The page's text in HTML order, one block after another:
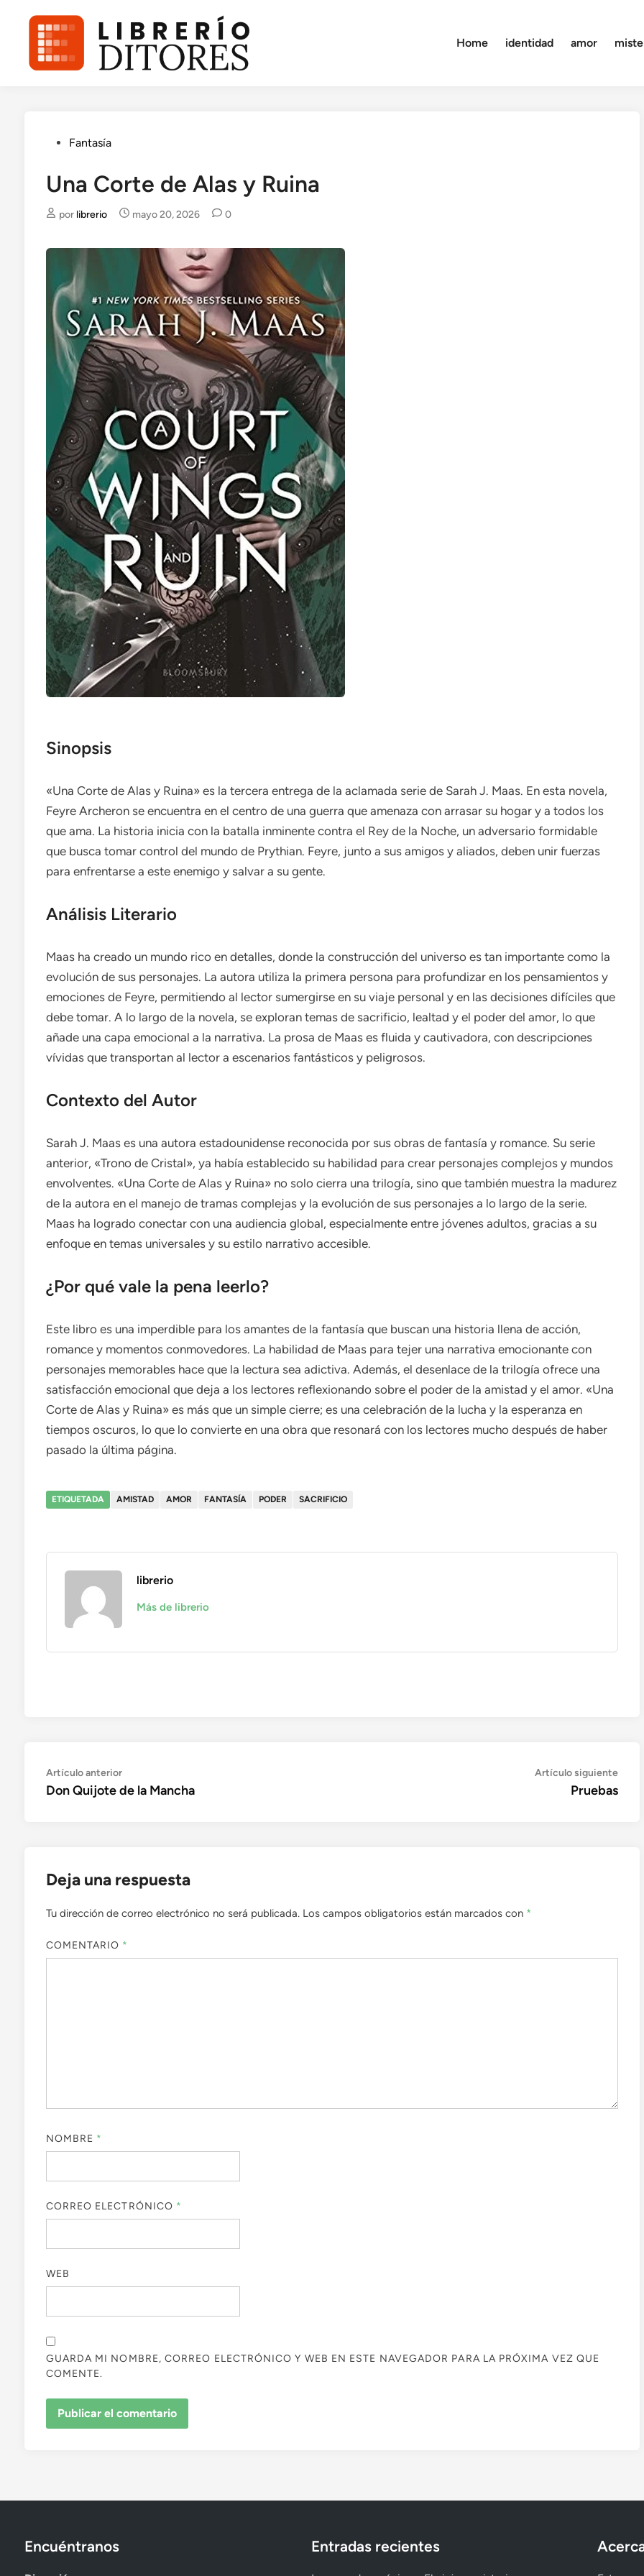
contenido
Home identidad amor
Publicado
Fantasía
Una Corte de Alas y Ruina
por librerio mayo 20, 2026 0
Sinopsis
«Una Corte de Alas y Ruina» es la tercera entrega de la aclamada serie de Sarah J. Maas. En esta novela,
Feyre Archeron se encuentra en el centro de una guerra que amenaza con arrasar su hogar y a todos los
que ama. La historia inicia con la batalla inminente contra el Rey de la Noche, un adversario formidable
que busca tomar control del mundo de Prythian. Feyre, junto a sus amigos y aliados, deben unir fuerzas
para enfrentarse a este enemigo y salvar a su gente.
Análisis Literario
Maas ha creado un mundo rico en detalles, donde la construcción del universo es tan importante como la
evolución de sus personajes. La autora utiliza la primera persona para profundizar en los pensamientos y
emociones de Feyre, permitiendo al lector sumergirse en su viaje personal y en las decisiones difíciles que
debe tomar. A lo largo de la novela, se exploran temas de sacrificio, lealtad y el poder del amor, lo que
añade una capa emocional a la narrativa. La prosa de Maas es fluida y cautivadora, con descripciones
vívidas que transportan al lector a escenarios fantásticos y peligrosos.
Contexto del Autor
Sarah J. Maas es una autora estadounidense reconocida por sus obras de fantasía y romance. Su serie
anterior, «Trono de Cristal», ya había establecido su habilidad para crear personajes complejos y mundos
envolventes. «Una Corte de Alas y Ruina» no solo cierra una trilogía, sino que también muestra la madurez
de la autora en el manejo de tramas complejas y la evolución de sus personajes a lo largo de la serie.
Maas ha logrado conectar con una audiencia global, especialmente entre jóvenes adultos, gracias a su
enfoque en temas universales y su estilo narrativo accesible.
¿Por qué vale la pena leerlo?
Este libro es una imperdible para los amantes de la fantasía que buscan una historia llena de acción,
romance y momentos conmovedores. La habilidad de Maas para tejer una narrativa emocionante con
personajes memorables hace que la lectura sea adictiva. Además, el desenlace de la trilogía ofrece una
satisfacción emocional que deja a los lectores reflexionando sobre el poder de la amistad y el amor. «Una
Corte de Alas y Ruina» es más que un simple cierre; es una celebración de la lucha y la esperanza en
tiempos oscuros, lo que lo convierte en una obra que resonará con los lectores mucho después de haber
pasado la última página.
ETIQUETADA AMISTAD AMOR FANTASÍA PODER SACRIFICIO
librerio
Más de librerio
Navegación
de
Artículo anteriorArtículo
anterior:
Don Quijote de la Mancha
Artículo siguiente
Pruebas
Deja una respuesta
Tu dirección de correo electrónico no será publicada. Los campos obligatorios están marcados con *
COMENTARIO *
NOMBRE *
CORREO ELECTRÓNICO *
WEB
GUARDA MI NOMBRE, CORREO ELECTRÓNICO Y WEB EN ESTE NAVEGADOR PARA LA PRÓXIMA VEZ QUE
COMENTE.
Encuéntranos Entradas recientes